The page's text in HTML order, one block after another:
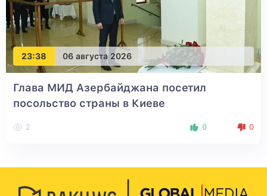
23:38 06 августа 2026
Глава МИД Азербайджана посетил
посольство страны в Киеве
2 0 0